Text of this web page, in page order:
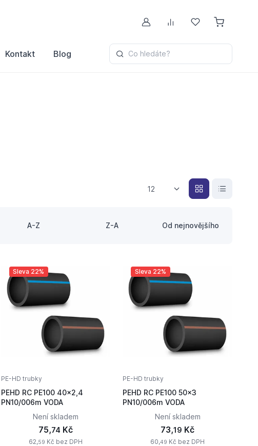
Můj účetPorovnávání
Oblíbené
Kontakt Blog Co hledáte?
12
A-Z Z-A Od nejnovějšího
Sleva 22%
PE-HD trubky
PEHD RC PE100 40x2,4
PN10/006m VODA
Není skladem
75,74 Kč
62,59 Kč bez DPH
Sleva 22%
PE-HD trubky
PEHD RC PE100 50x3
PN10/006m VODA
Není skladem
73,19 Kč
60,49 Kč bez DPH